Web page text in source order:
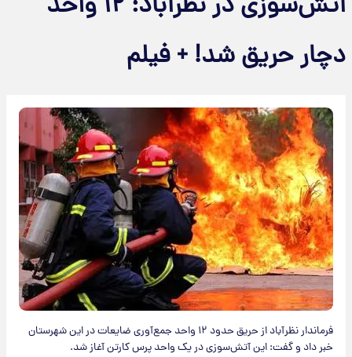
دچار حریق شد! + فیلم
فرماندار نظرآباد از حریق حدود ۱۲ واحد جمع‌آوری ضایعات در این شهرستان
خبر داد و گفت: این آتش‌سوزی در یک واحد پرس کارتن آغاز شد.